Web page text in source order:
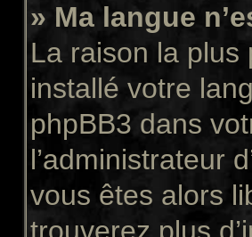
» Ma langue
La raison la plus
installé votre
phpBB3 dans
l’administrateur
vous êtes alors